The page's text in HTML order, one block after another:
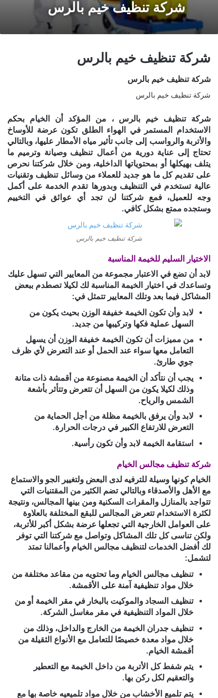
شركة تنظيف خيم بالرس
شركة تنظيف خيم بالرس
شركة تنظيف خيم بالرس
شركة تنظيف خيم بالرس
شركة تنظيف خيم بالرس ، من المؤكد أن الخيام بحكم
الاستخدام المستمر في الهواء الطلق تكون عرضة للأوساخ
والأتربة والرواسب إلى جانب تأثير مياه الأمطار عليها، وبالتالي
تحتاج إلى عناية دورية من أعمال تنظيف وصيانة وترميم ما
يتلف بهيكلها أو بمحتوياتها الداخلية، ومن خلال شركتنا نحرص
على تقديم كل ما هو جديد للعملاء من وسائل تنظيف وتقنيات
عالية تستخدم في التنظيف وبدورها تقدم الخدمة على أكمل
وجه للعميل، فمع شركتنا لن تجد أي عوائق في التخييم
وستجده ممتع بشكل كافي.
شركة تنظيف خيم بالرس
الاختيار السليم للخيمة المناسبة
لابد أن تضع في الاعتبار مجموعة من المعايير التي تسهل عليك
وتساعدك في اختيار الخيمة المناسبة لك لكيلا تصطدم ببعض
المشاكل فيما بعد وتلك المعايير تتمثل في:
لابد وأن تكون الخيمة خفيفة الوزن بحيث يكون من
السهل عملية فكها وتركيبها من جديد.
من مميزات أن تكون الخيمة خفيفة الوزن أن يسهل
التعامل معها سواء عند الحمل أو عند التعرض لأي ظرف
جوي طارئ.
يجب أن نتأكد أن الخيمة مصنوعة من أقمشة ذات متانة
وذلك لكيلا يكون من السهل أن تتعرض وتتأثر بأشعة
الشمس والرياح.
لابد وأن يرفق بالخيمة مظلة من أجل الحماية من
التعرض للارتفاع الكبير في درجات الحرارة.
استقامة الخيمة لابد وأن تكون رأسية.
شركة تنظيف مجالس الخيام
الخيام كونها وسيلة للترفيه لدى البعض ولتغيير الجو والاستماع
مع الأهل والأصدقاء وبالتالي تضم الكثير من المقتنيات التي
تتواجد بالمنازل والمقرات السكنية ومن بينها المجالس، ونتيجة
لكثرة الاستخدام تتعرض المجالس للبقع المختلفة بالعلاوة
على العوامل الخارجية التي تجعلها عرضة بشكل أكبر للأتربة،
ولكن تناسى كل تلك المشاكل وتواصل مع شركتنا التي توفر
لك أفضل الخدمات لتنظيف مجالس الخيام وأعمالنا تمتد
لتشمل:
تنظيف مجالس الخيام وما تحتويه من مقاعد مختلفة من
خلال مواد تنظيفية آمنة على الأقمشة.
تنظيف السجاد والموكيت بالبخار في مقر الخيمة أو من
خلال المواد التنظيفية في مقر مغاسل الشركة.
تنظيف جدران الخيمة من الخارج والداخل، وذلك من
خلال مواد معدة خصيصًا للتعامل مع الأنواع الثقيلة من
أقمشة الخيام.
يتم شفط كل الأتربة من داخل الخيمة مع التعطير
والتعقيم لكل ركن بها.
يتم تلميع الأخشاب من خلال مواد تلميعيه خاصة بها مع